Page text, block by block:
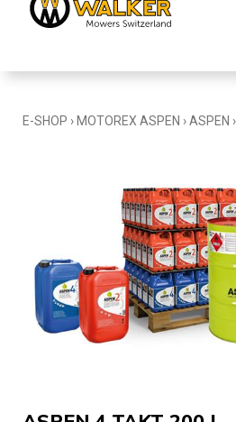
E-SHOP › MOTOREX ASPEN ›ASPEN ›